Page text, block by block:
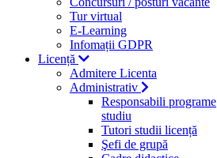
Tur virtual
E-Learning
Infomații GDPR
Licență
Admitere Licenta
Administrativ
Responsabili programe
studiu
Tutori studii licență
Şefi de grupă